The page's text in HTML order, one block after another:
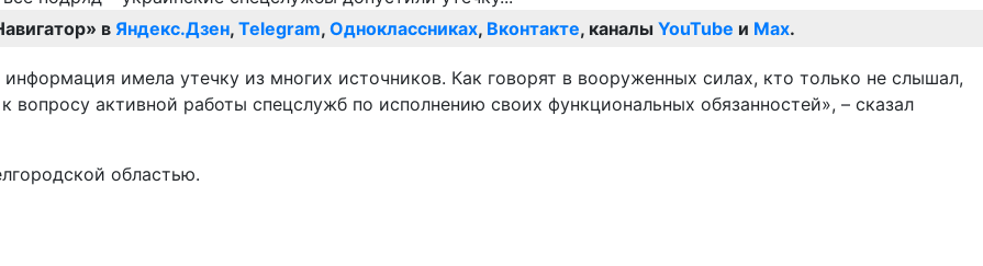
в Яндекс.Дзен, Telegram, Одноклассниках, Вконтакте, каналы YouTube и Max.
имела утечку из многих источников. Как говорят в вооруженных силах, кто только не слышал,
вопросу активной работы спецслужб по исполнению своих функциональных обязанностей», – сказал
областью.